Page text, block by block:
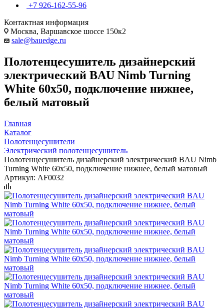
+7 926-162-55-96
Контактная информация
Москва, Варшавское шоссе 150к2
sale@bauedge.ru
Полотенцесушитель дизайнерский
электрический BAU Nimb Turning
White 60х50, подключение нижнее,
белый матовый
Главная
Каталог
Полотенцесушители
Электрический полотенцесушитель
Полотенцесушитель дизайнерский электрический BAU Nimb
Turning White 60х50, подключение нижнее, белый матовый
Артикул: AF0032